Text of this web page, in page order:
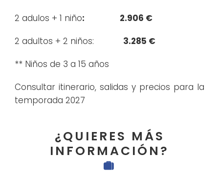
2 adulos + 1 niño: 2.906 €
2 adultos + 2 niños: 3.285 €
** Niños de 3 a 15 años
Consultar itinerario, salidas y precios para la
temporada 2027
¿QUIERES MÁS
INFORMACIÓN?